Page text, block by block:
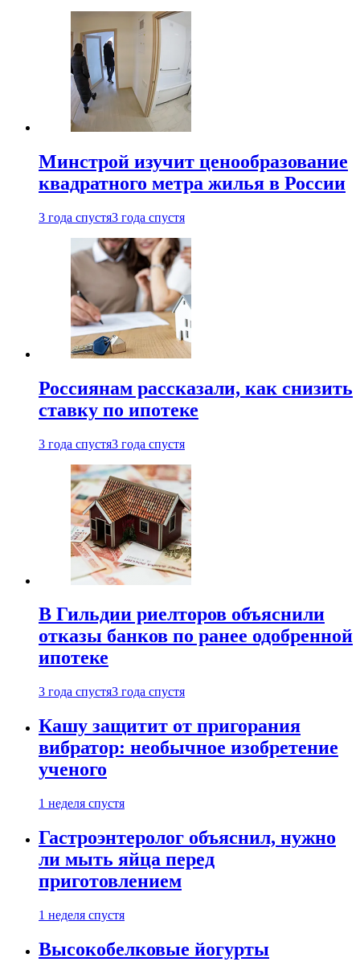
Минстрой изучит ценообразование
квадратного метра жилья в России
3 года спустя3 года спустя
Россиянам рассказали, как снизить
ставку по ипотеке
3 года спустя3 года спустя
В Гильдии риелторов объяснили
отказы банков по ранее одобренной
ипотеке
3 года спустя3 года спустя
Кашу защитит от пригорания
вибратор: необычное изобретение
ученого
1 неделя спустя
Гастроэнтеролог объяснил, нужно
ли мыть яйца перед
приготовлением
1 неделя спустя
Высокобелковые йогурты